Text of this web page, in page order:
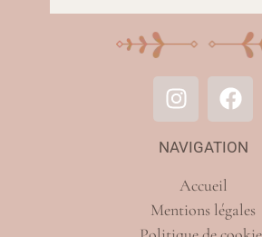
NAVIGATION
Accueil
Mentions légales